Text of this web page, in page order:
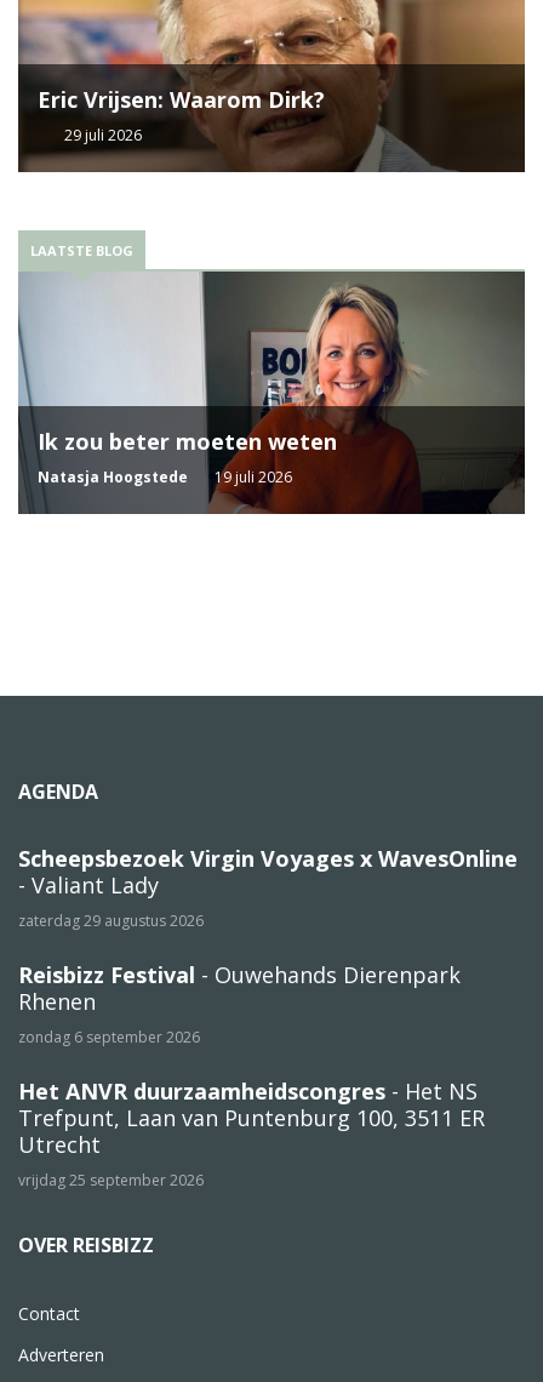
Eric Vrijsen: Waarom Dirk?
29 juli 2026
LAATSTE BLOG
Ik zou beter moeten weten
Natasja Hoogstede 19 juli 2026
AGENDA
Scheepsbezoek Virgin Voyages x WavesOnline
- Valiant Lady
zaterdag 29 augustus 2026
Reisbizz Festival - Ouwehands Dierenpark
Rhenen
zondag 6 september 2026
Het ANVR duurzaamheidscongres - Het NS
Trefpunt, Laan van Puntenburg 100, 3511 ER
Utrecht
vrijdag 25 september 2026
OVER REISBIZZ
Contact
Adverteren